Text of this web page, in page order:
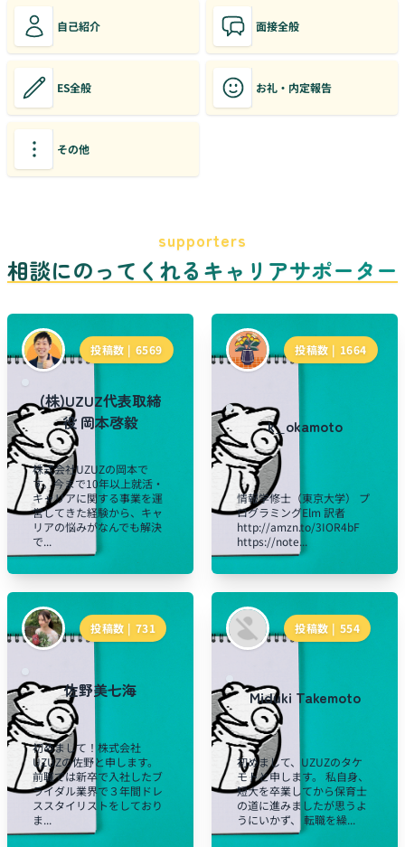
自己紹介 面接全般
ES全般 お礼・内定報告
その他
supporters
相談にのってくれるキャリアサポーター
投稿数 | 6569
(株)UZUZ代表取締
役 岡本啓毅
株式会社UZUZの岡本で
す。今まで10年以上就活・
キャリアに関する事業を運
営してきた経験から、キャ
リアの悩みがなんでも解決
で...
投稿数 | 1664
k_okamoto
情報学修士（東京大学） プ
ログラミングElm 訳者
http://amzn.to/3IOR4bF
https://note...
投稿数 | 731
佐野美七海
初めまして！株式会社
UZUZの佐野と申します。
前職では新卒で入社したブ
ライダル業界で３年間ドレ
ススタイリストをしており
ま...
投稿数 | 554
Miduki Takemoto
初めまして、UZUZのタケ
モトと申します。 私自身、
短大を卒業してから保育士
の道に進みましたが思うよ
うにいかず、 転職を繰...